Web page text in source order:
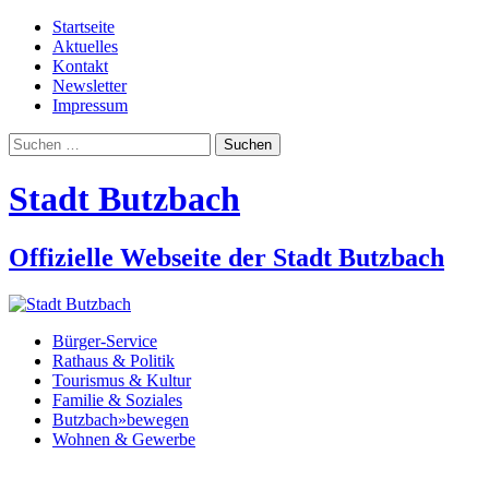
Startseite
Aktuelles
Kontakt
Newsletter
Impressum
Suchen
nach:
Stadt Butzbach
Offizielle Webseite der Stadt Butzbach
Bürger-Service
Rathaus & Politik
Tourismus & Kultur
Familie & Soziales
Butzbach»bewegen
Wohnen & Gewerbe